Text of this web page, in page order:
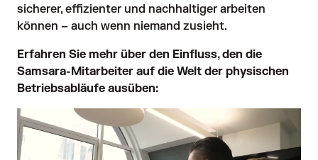
sicherer, effizienter und nachhaltiger arbeiten
können – auch wenn niemand zusieht.
Erfahren Sie mehr über den Einfluss, den die
Samsara-Mitarbeiter auf die Welt der physischen
Betriebsabläufe ausüben: